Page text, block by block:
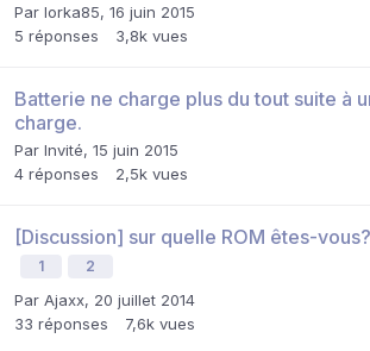
Par lorka85, 16 juin 2015
5 réponses 3,8k vues
Batterie ne charge plus du tout suite à
charge.
Par Invité, 15 juin 2015
4 réponses 2,5k vues
[Discussion] sur quelle ROM êtes-vous?
1 2
Par Ajaxx, 20 juillet 2014
33 réponses 7,6k vues